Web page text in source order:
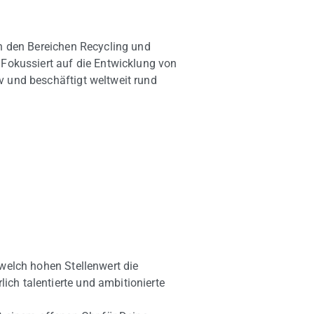
den Bereichen Recycling und
auf die Entwicklung von
und beschäftigt weltweit rund
hohen Stellenwert die
talentierte und ambitionierte